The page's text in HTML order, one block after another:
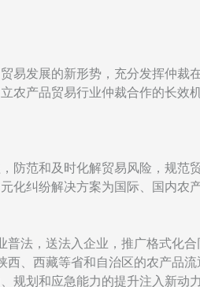
易发展的新形势，充分发挥仲
农产品贸易行业仲裁合作的长效
防范和及时化解贸易风险，规
化纠纷解决方案为国际、国内农
法，送法入企业，推广格式化合
西、西藏等省和自治区的农产品
规划和应急能力的提升注入新动